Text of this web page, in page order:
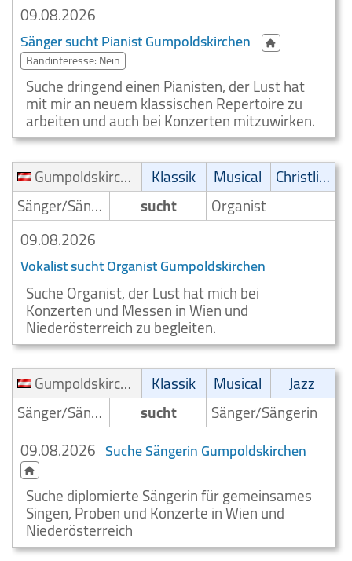
09.08.2026
Sänger sucht Pianist Gumpoldskirchen
Bandinteresse: Nein
Suche dringend einen Pianisten, der Lust hat
mit mir an neuem klassischen Repertoire zu
arbeiten und auch bei Konzerten mitzuwirken.
Gumpoldskirchen
Klassik Musical
Christliche Musik
Sänger/Sängerin
sucht
Organist
09.08.2026
Vokalist sucht Organist Gumpoldskirchen
Suche Organist, der Lust hat mich bei
Konzerten und Messen in Wien und
Niederösterreich zu begleiten.
Gumpoldskirchen
Klassik Musical
Jazz
Sänger/Sängerin
sucht
Sänger/Sängerin
09.08.2026 Suche Sängerin Gumpoldskirchen
Suche diplomierte Sängerin für gemeinsames
Singen, Proben und Konzerte in Wien und
Niederösterreich